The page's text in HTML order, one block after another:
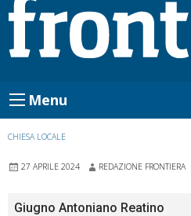
Menu
CHIESA LOCALE
27 APRILE 2024 REDAZIONE FRONTIERA
Giugno Antoniano Reatino